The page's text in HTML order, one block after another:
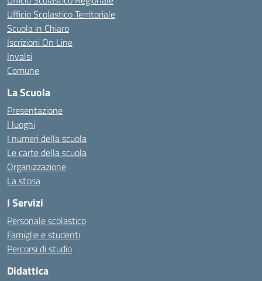
Ufficio Scolastico Territoriale
Scuola in Chiaro
Iscrizioni On Line
Invalsi
Comune
La Scuola
Presentazione
I luoghi
I numeri della scuola
Le carte della scuola
Organizzazione
La storia
I Servizi
Personale scolastico
Famiglie e studenti
Percorsi di studio
Didattica